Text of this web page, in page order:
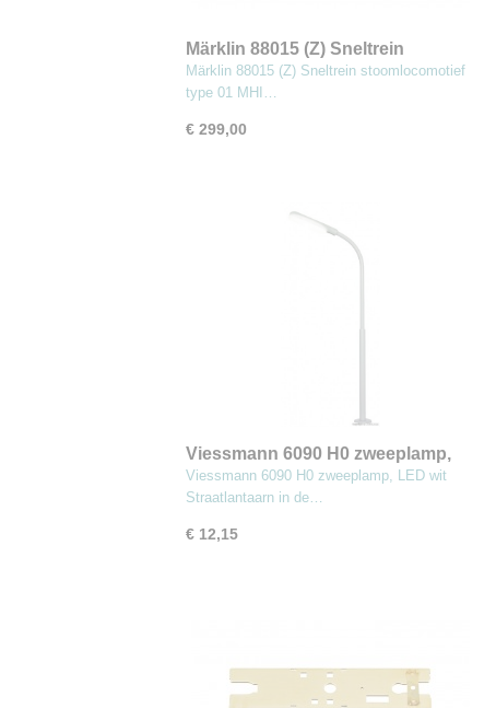
Märklin 88015 (Z) Sneltrein
stoomlocomotief type 01
Märklin 88015 (Z) Sneltrein stoomlocomotief
type 01 MHI…
€ 299,00
Viessmann 6090 H0 zweeplamp,
LED wit
Viessmann 6090 H0 zweeplamp, LED wit
Straatlantaarn in de…
€ 12,15